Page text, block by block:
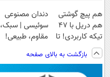
هم پیچ گوشتی
هم دریل با 47
تیکه کاربردی! تا
تخفیف داره
بخرش!🔥
دندان مصنوعی
سوئیسی | سبک،
مقاوم، طبیعی!
رایگان+پرداخت
اقساطی😍
بازگشت به بالای صفحه